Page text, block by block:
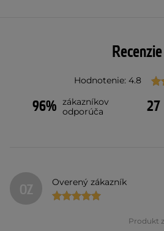
Recenzie
Hodnotenie: 4.8
96% zákazníkov
odporúča
27
OZ Overený zákazník
Produkt